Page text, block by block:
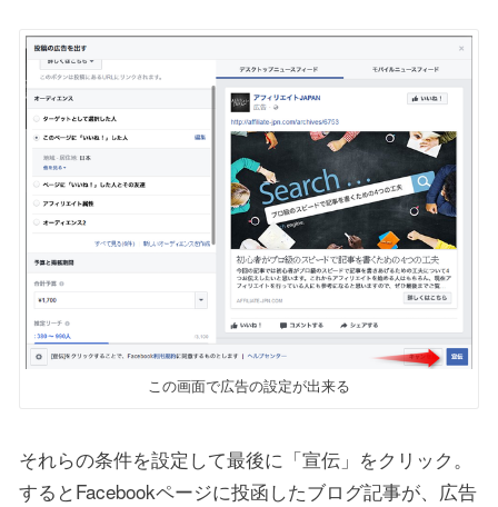
この画面で広告の設定が出来る
それらの条件を設定して最後に「宣伝」をクリック。
するとFacebookページに投函したブログ記事が、広告